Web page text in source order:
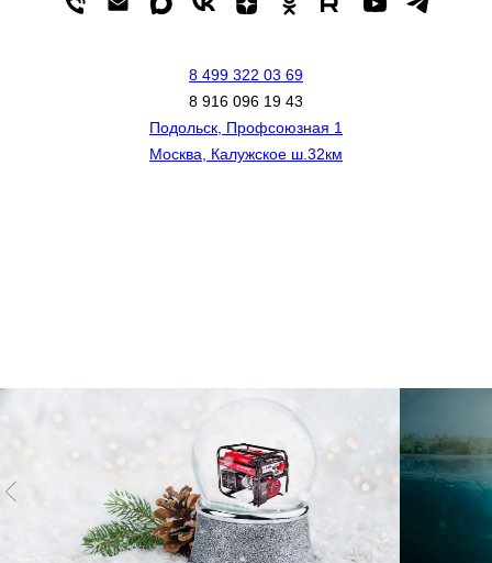
8 499 322 03 69
8 916 096 19 43
Подольск, Профсоюзная 1
Москва, Калужское ш.32км